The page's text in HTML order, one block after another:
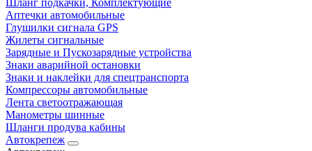
Шланг подкачки, Комплектующие
Аптечки автомобильные
Глушилки сигнала GPS
Жилеты сигнальные
Зарядные и Пускозарядные устройства
Знаки аварийной остановки
Знаки и наклейки для спецтранспорта
Компрессоры автомобильные
Лента светоотражающая
Манометры шинные
Шланги продува кабины
Автокрепеж